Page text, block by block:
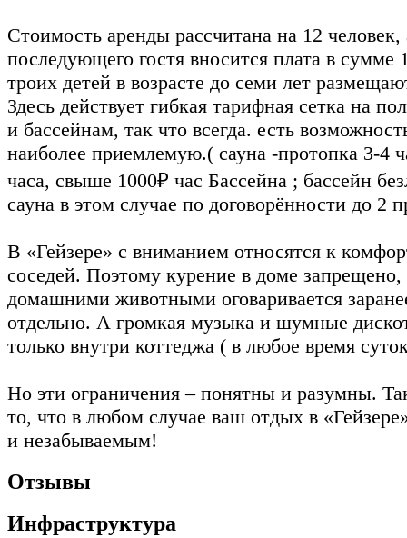
Стоимость аренды рассчитана на 12 человек,
последующего гостя вносится плата в сумме
троих детей в возрасте до семи лет
Здесь действует гибкая тарифная сетка на
и бассейнам, так что всегда. есть
наиболее приемлемую.( сауна -протопка 3-4
часа, свыше 1000₽ час Бассейна ; бассейн
сауна в этом случае по договорённости до 2
В «Гейзере» с вниманием относятся к
соседей. Поэтому курение в доме
домашними животными оговаривается
отдельно. А громкая музыка и шумные
только внутри коттеджа ( в любое время
Но эти ограничения – понятны и разумны.
то, что в любом случае ваш отдых в
и незабываемым!
Отзывы
Инфраструктура